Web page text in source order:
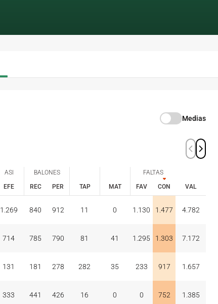
Medias
ASI
BALONES
TAP
MAT
FALTAS
VAL
EFE REC PER FAV CON
1.269 840 912 11 0 1.130 1.477 4.782
714 785 790 81 41 1.295 1.303 7.172
131 181 278 282 35 233 917 1.657
333 441 426 16 0 0 752 1.385